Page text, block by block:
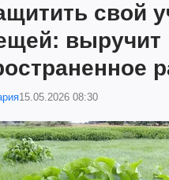
свой
выручит
15.05.2026 08:30